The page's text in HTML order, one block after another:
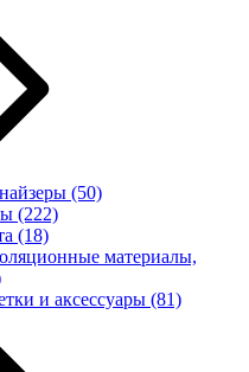
(50)
(222)
(18)
материалы,
и аксессуары (81)